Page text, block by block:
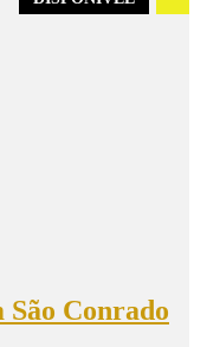
Conrado